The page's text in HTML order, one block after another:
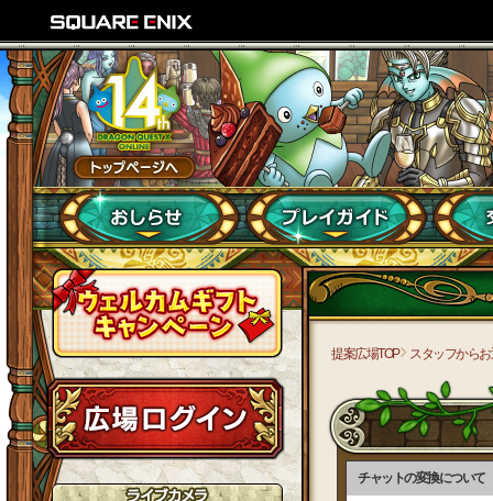
提案広場TOP スタッフから
チャットの変換について